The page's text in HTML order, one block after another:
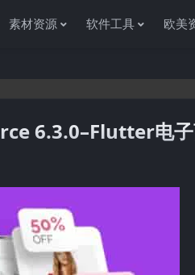
素材资源 软件工具 欧美
6.3.0–Flutter电子
感谢您访问资